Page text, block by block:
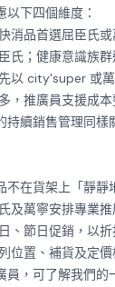
下四個維度：
消品首選屈臣氏
氏；健康意識族
以 city'super 或
，推廣員支援成
續銷售管理同樣
在貨架上「靜靜
及萬寧安排專業
、節日促銷，以
位置、補貨及定
員，可了解我們的